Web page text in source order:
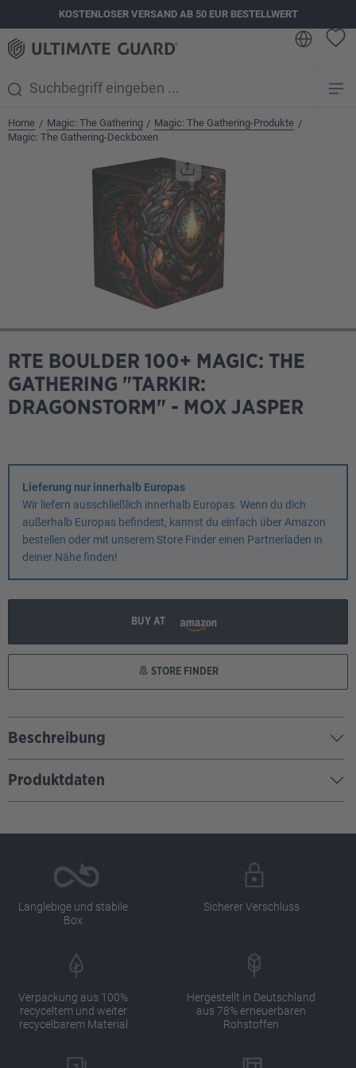
springenKOSTENLOSER VERSAND AB 50 EUR BESTELLWERT
Home / Magic: The Gathering / Magic: The Gathering-Produkte /
Magic: The Gathering-Deckboxen
Bildergalerie überspringen
RTE BOULDER 100+ MAGIC: THE
GATHERING "TARKIR:
DRAGONSTORM" - MOX JASPER
Lieferung nur innerhalb Europas
Wir liefern ausschließlich innerhalb Europas. Wenn du dich
außerhalb Europas befindest, kannst du einfach über Amazon
bestellen oder mit unserem Store Finder einen Partnerladen in
deiner Nähe finden!
BUY AT
STORE FINDER
Beschreibung
Produktdaten
Langlebige und stabile
Box
Sicherer Verschluss
Verpackung aus 100%
recyceltem und weiter
recycelbarem Material
Hergestellt in Deutschland
aus 78% erneuerbaren
Rohstoffen